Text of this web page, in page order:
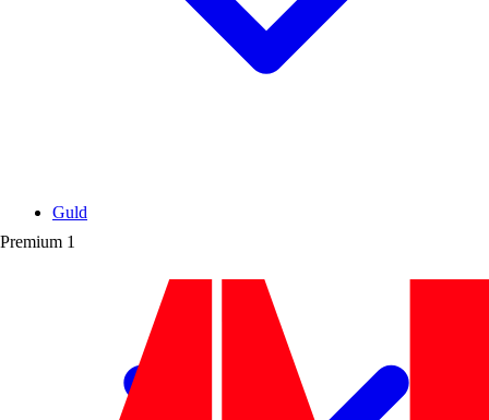
Premium 1
Guld